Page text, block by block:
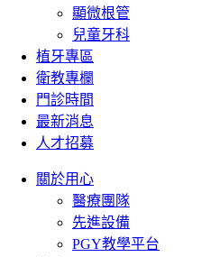
顯微根管
兒童牙科
植牙專區
衛教專欄
門診時間
最新消息
人才招募
關於用心
醫療團隊
先進設備
PGY教學平台